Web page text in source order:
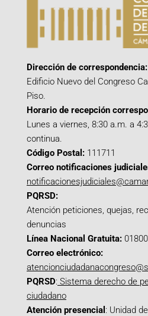
Dirección de correspondencia:
Edificio Nuevo del Congreso
Piso.
Horario de recepción
Lunes a viernes, 8:30 a.m. a
continua.
Código Postal: 111711
Correo notificaciones
PQRSD:
Atención peticiones, quejas,
denuncias
Línea Nacional Gratuita:
Correo electrónico:
PQRSD: Sistema derecho de
ciudadano
Atención presencial : Unidad